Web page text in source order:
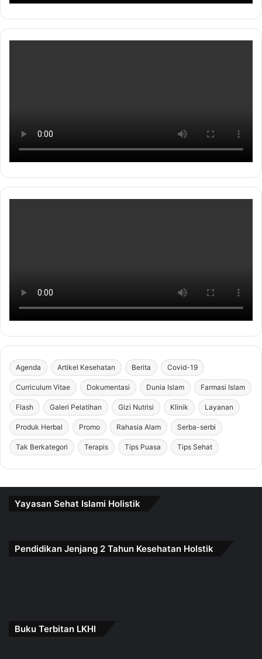
Agenda Artikel Kesehatan Berita Covid-19
Curriculum Vitae Dokumentasi Dunia Islam Farmasi Islam
Flash Galeri Pelatihan Gizi Nutrisi Klinik Layanan
Produk Herbal Promo Rahasia Alam Serba-serbi
Tak Berkategori Terapis Tips Puasa Tips Sehat
Yayasan Sehat Islami Holistik
Pendidikan Jenjang 2 Tahun Kesehatan Holstik
Buku Terbitan LKHI